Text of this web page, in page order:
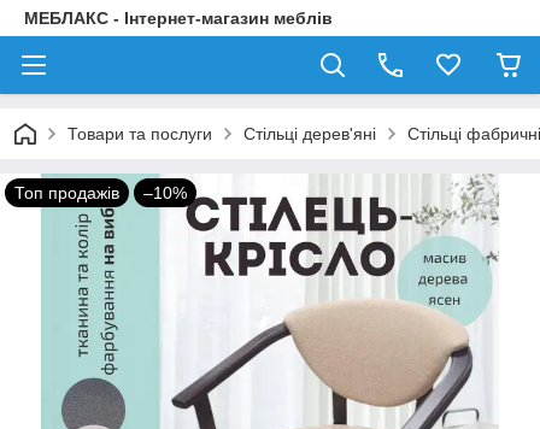
МЕБЛАКС - Інтернет-магазин меблів
Товари та послуги Стільці дерев'яні Стільці
Топ продажів –10%